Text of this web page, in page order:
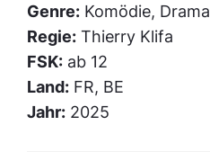
Genre: Komödie, Drama
Regie: Thierry Klifa
FSK: ab 12
Land: FR, BE
Jahr: 2025